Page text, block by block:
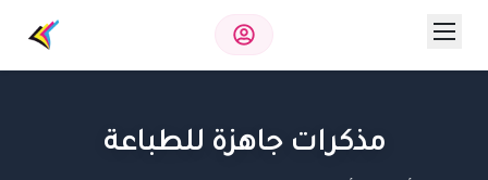
مذكرات جاهزة للطباعة